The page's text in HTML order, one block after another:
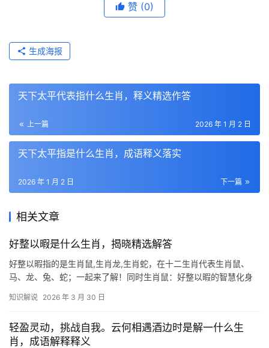
赞 (0)
生成海报
天下太平代表指什么生肖，释义精选作答
上一篇 2026 年 1 月 2 日
天下太平指是什么生肖，成语释义落实
下一篇
2026 年 1 月 2 日
相关文章
好整以暇是什么生肖，揭晓精选解答
好整以暇指的是生肖鼠,生肖龙,生肖蛇，在十二生肖代表生肖鼠、
马、龙、兔、蛇；一起来了解！同时生肖鼠：好整以暇的智慧化身
未雨绸缪，总能在危机来临前从容布局，民间有云：“鼠藏三窟，人
知识解说 2026 年 3 月 30 日
轻盈灵动，挑战自我。云何相遇酒边时是解一什么生
肖，成语解释释义